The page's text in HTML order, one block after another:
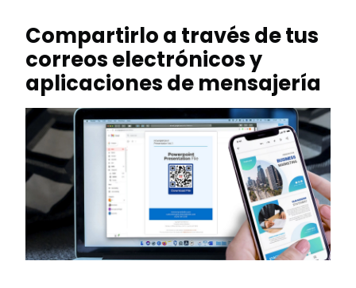
Compartirlo a través de tus
correos electrónicos y
aplicaciones de mensajería